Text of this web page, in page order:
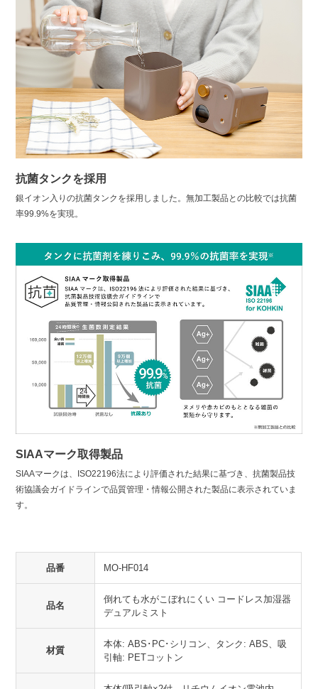
抗菌タンクを採用
銀イオン入りの抗菌タンクを採用しました。無加工製品との比較では抗菌
率99.9%を実現。
SIAAマーク取得製品
SIAAマークは、ISO22196法により評価された結果に基づき、抗菌製品技
術協議会ガイドラインで品質管理・情報公開された製品に表示されていま
す。
品番 MO-HF014
品名
倒れても水がこぼれにくい コードレス加湿器
デュアルミスト
材質
本体: ABS･PC･シリコン、タンク: ABS、吸
引軸: PETコットン